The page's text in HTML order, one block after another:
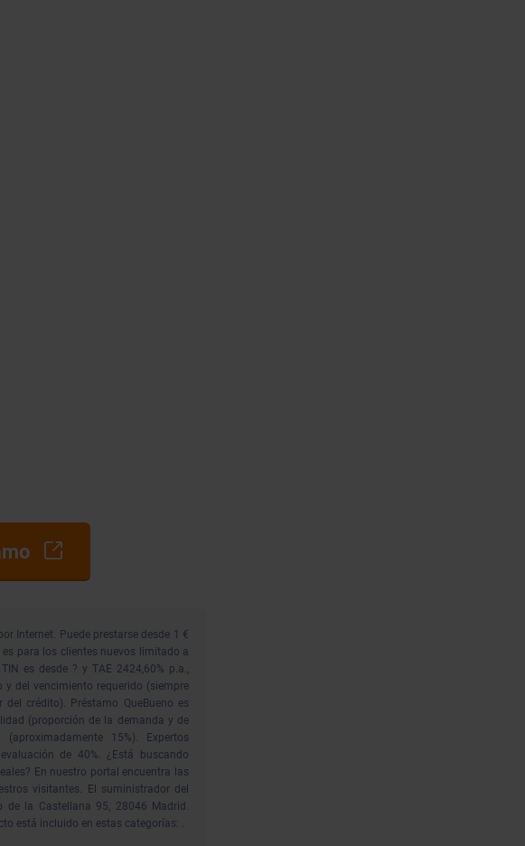
Internet. Puede prestarse desde 1 €
para los clientes nuevos limitado a
es desde ? y TAE 2424,60% p.a.,
del vencimiento requerido (siempre
crédito). Préstamo QueBueno es
(proporción de la demanda y de
15%). Expertos
de 40%. ¿Está buscando
En nuestro portal encuentra las
visitantes. El suministrador del
de la Castellana 95, 28046 Madrid.
está incluido en estas categorías: .